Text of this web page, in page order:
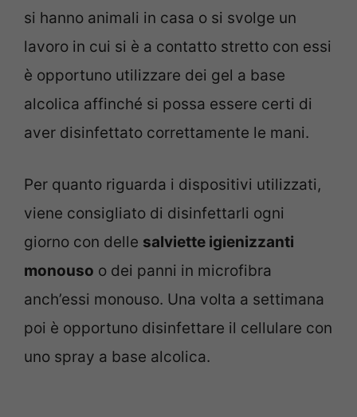
si hanno animali in casa o si svolge un
lavoro in cui si è a contatto stretto con essi
è opportuno utilizzare dei gel a base
alcolica affinché si possa essere certi di
aver disinfettato correttamente le mani.
Per quanto riguarda i dispositivi utilizzati,
viene consigliato di disinfettarli ogni
giorno con delle salviette igienizzanti
monouso o dei panni in microfibra
anch’essi monouso. Una volta a settimana
poi è opportuno disinfettare il cellulare con
uno spray a base alcolica.